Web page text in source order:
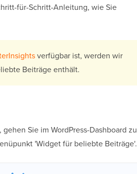
für-Schritt-Anleitung, wie Sie
verfügbar ist, werden wir
Beiträge enthält.
Sie im WordPress-Dashboard zu
'Widget für beliebte Beiträge'.